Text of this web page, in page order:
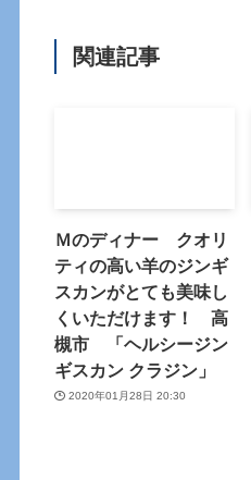
関連記事
Ｍのディナー クオリ
ティの高い羊のジンギ
スカンがとても美味し
くいただけます！ 高
槻市 「ヘルシージン
ギスカン クラジン」
2020年01月28日 20:30